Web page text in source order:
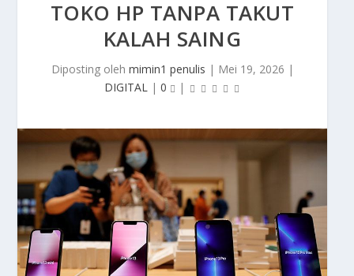
TOKO HP TANPA TAKUT
KALAH SAING
Diposting oleh mimin1 penulis | Mei 19, 2026 |
DIGITAL | 0 |